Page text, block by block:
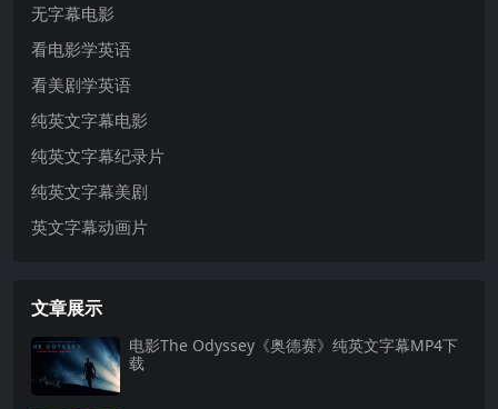
无字幕电影
看电影学英语
看美剧学英语
纯英文字幕电影
纯英文字幕纪录片
纯英文字幕美剧
英文字幕动画片
文章展示
电影The Odyssey《奥德赛》纯英文字幕MP4下
载